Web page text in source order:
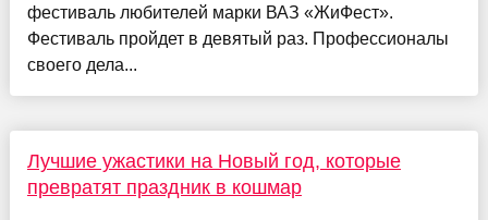
фестиваль любителей марки ВАЗ «ЖиФест».
Фестиваль пройдет в девятый раз. Профессионалы
своего дела...
Лучшие ужастики на Новый год, которые
превратят праздник в кошмар